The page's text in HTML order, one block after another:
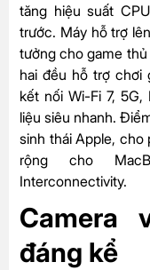
tăng hiệu suất
trước. Máy hỗ trợ
tưởng cho game
hai đều hỗ trợ chơi
kết nối Wi-Fi 7,
liệu siêu nhanh.
sinh thái Apple, cho
rộng cho
Interconnectivity.
Camera
đáng kể